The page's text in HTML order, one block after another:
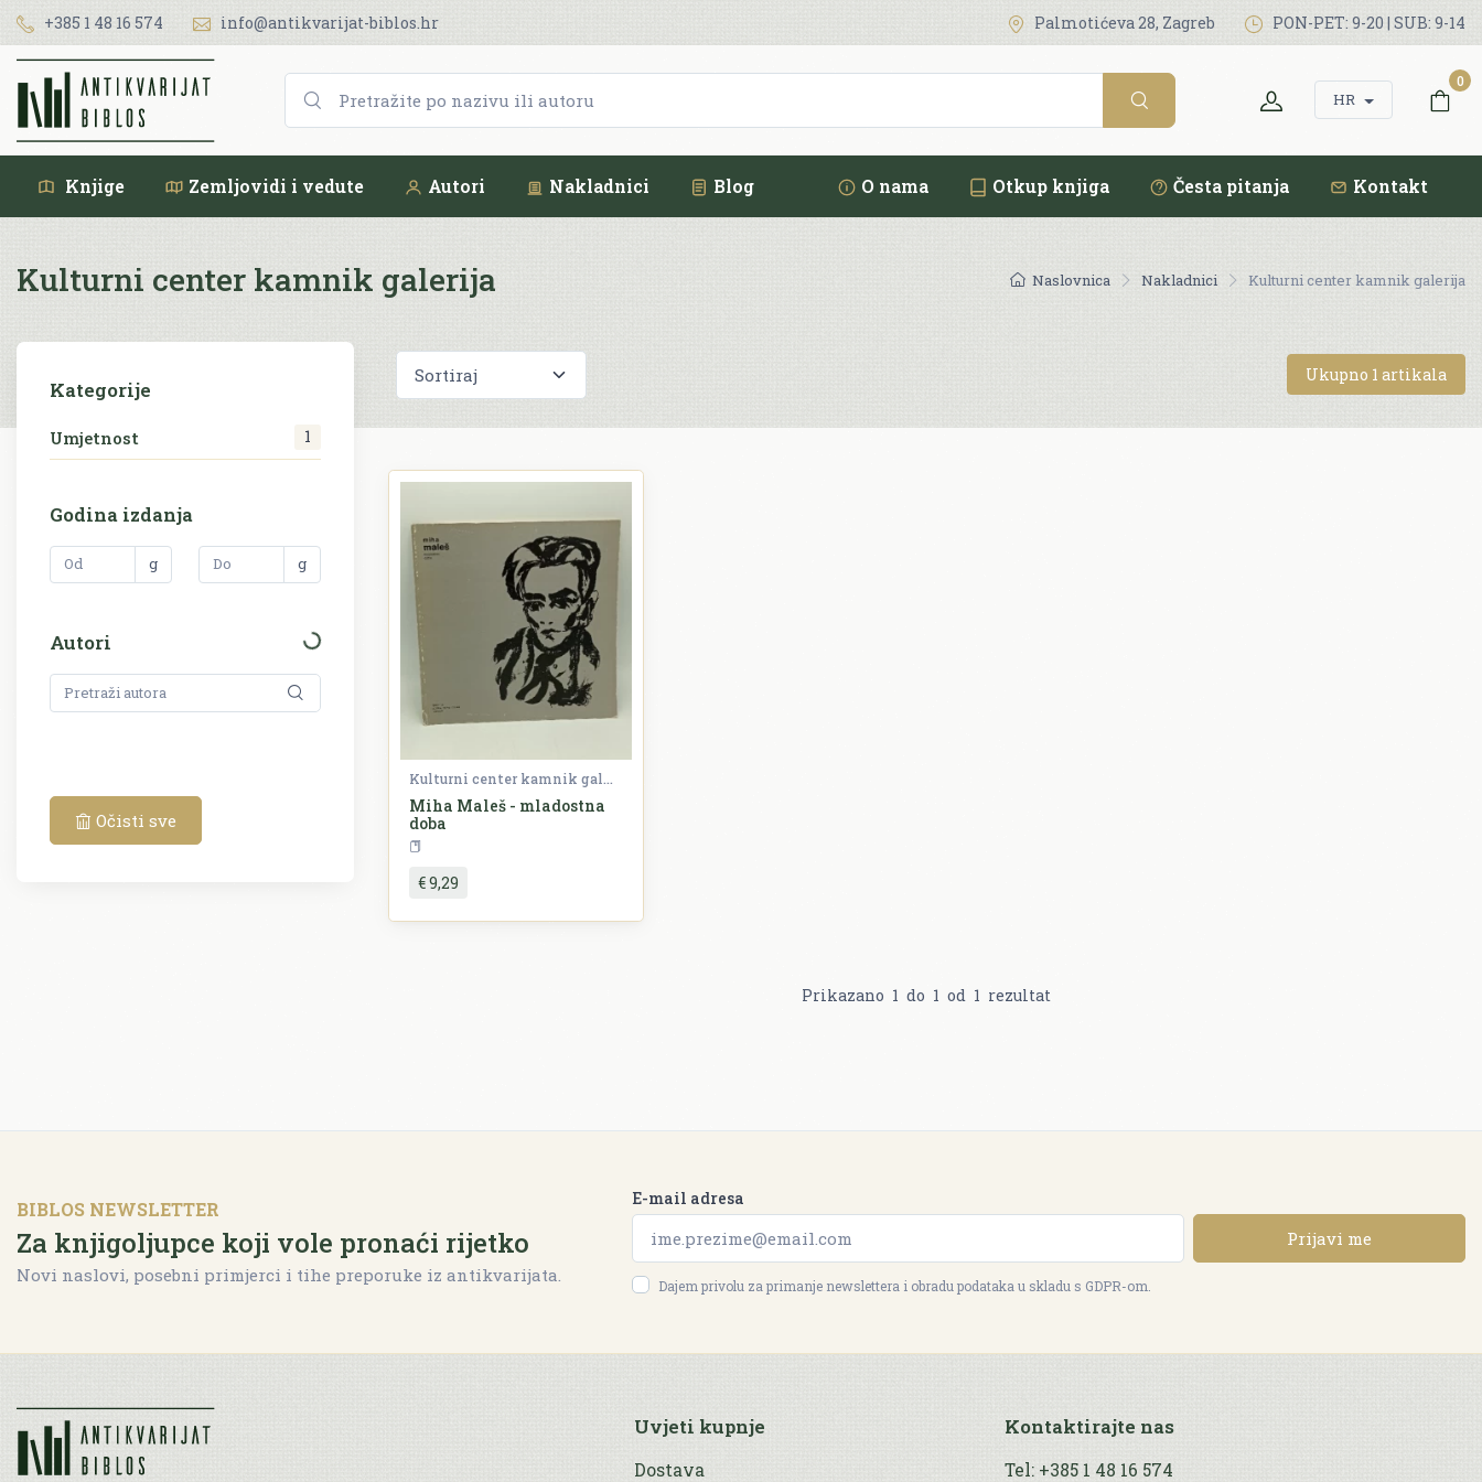
+385 1 48 16 574 info@antikvarijat-biblos.hr Palmotićeva 28, Zagreb PON-PET: 9-20 | SUB: 9-14
HR
0
Knjige Zemljovidi i vedute Autori Nakladnici Blog O nama Otkup knjiga Česta pitanja Kontakt
Naslovnica Nakladnici Kulturni center kamnik galerija
Kulturni center kamnik galerija
Kategorije
Umjetnost 1
Godina izdanja
g g
Autori
Očisti sve
Ukupno 1 artikala
Kulturni center kamnik galerija
Miha Maleš - mladostna
doba
€ 9,29
Prikazano 1 do 1 od 1 rezultat
BIBLOS NEWSLETTER
Za knjigoljupce koji vole pronaći rijetko
Novi naslovi, posebni primjerci i tihe preporuke iz antikvarijata.
E-mail adresa
Prijavi me
Dajem privolu za primanje newslettera i obradu podataka u skladu s GDPR-om.
Uvjeti kupnje
Dostava
Kontaktirajte nas
Tel: +385 1 48 16 574